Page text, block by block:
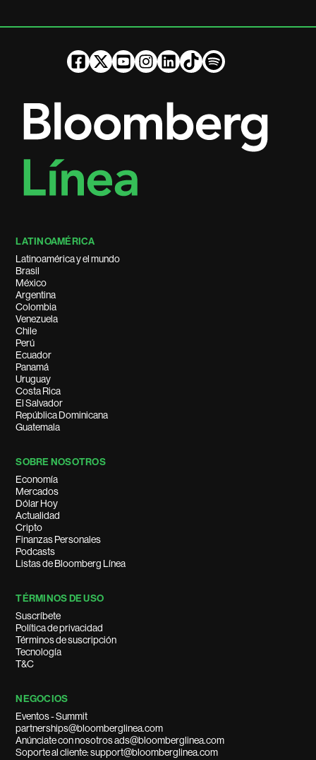
LATINOAMÉRICA
Latinoamérica y el mundo
Brasil
México
Argentina
Colombia
Venezuela
Chile
Perú
Ecuador
Panamá
Uruguay
Costa Rica
El Salvador
República Dominicana
Guatemala
SOBRE NOSOTROS
Economía
Mercados
Dólar Hoy
Actualidad
Cripto
Finanzas Personales
Podcasts
Listas de Bloomberg Línea
TÉRMINOS DE USO
Suscríbete
Política de privacidad
Términos de suscripción
Tecnología
T&C
NEGOCIOS
Eventos - Summit
partnerships@bloomberglinea.com
Anúnciate con nosotros ads@bloomberglinea.com
Soporte al cliente: support@bloomberglinea.com